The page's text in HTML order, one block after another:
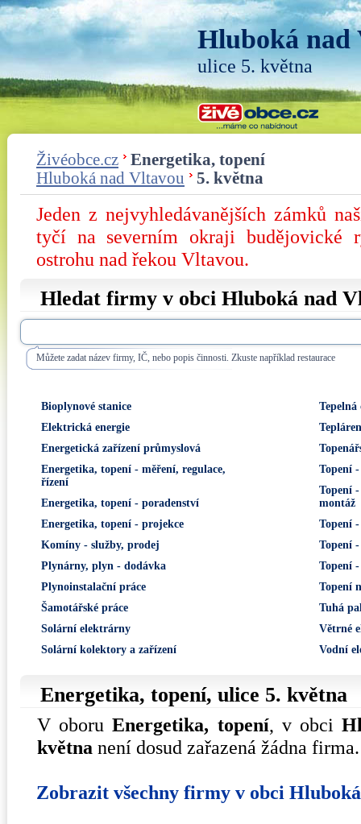
Hluboká nad
ulice 5. května
Živéobce.cz
Energetika, topení
Hluboká nad Vltavou
5. května
Jeden z nejvyhledávanějších zámků
tyčí na severním okraji budějovické
ostrohu nad řekou Vltavou.
Hledat firmy v obci Hluboká nad
Můžete zadat název firmy, IČ, nebo popis činnosti. Zkuste například restaurace
Bioplynové stanice
Elektrická energie
Energetická zařízení průmyslová
Energetika, topení - měření, regulace,
řízení
Energetika, topení - poradenství
Energetika, topení - projekce
Komíny - služby, prodej
Plynárny, plyn - dodávka
Plynoinstalační práce
Šamotářské práce
Solární elektrárny
Solární kolektory a zařízení
Tepelná
Topení
Topení
montáž
Topení
Topení
Topení
Topení
Tuhá
Větrné
Vodní
Energetika, topení, ulice 5. května
V oboruEnergetika, topení, v obci
května není dosud zařazená žádna firma.
Zobrazit všechny firmy v obci